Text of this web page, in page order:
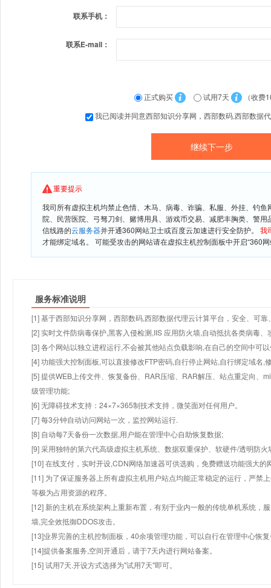
联系手机：
联系E-mail：
正式购买 试用7天
（收费
我已阅读并同意西部知识分享网，西部数码,西部数据
重要提示
我司所有虚拟主机均禁止色情、木马、病毒、诈骗、私服、外挂、钓
院、民营医院、弓驽刀剑、赌博用具、游戏币交易、减肥丰胸类、警
信线路的云服务器并开通360网站卫士或百度云加速进行安全防护。 我
才能绑定域名。 可能受攻击的网站请在虚拟主机控制面板中开启“360
服务标准说明
[1] 基于西部知识分享网，西部数码,西部数据代理云计算平台，安全、可靠
[2] 实时文件防病毒保护,黑客入侵检测,IIS 应用防火墙,自动抵抗各类病毒、
[3] 各个网站以独立进程运行,不会被其他站点负载影响,在自己的空间中可
[4] 功能强大控制面板,可以直接修改FTP密码,自行停止网站,自行绑定域名,
[5] 提供WEB上传文件、恢复备份、RAR压缩、RAR解压、站点重定向、
级管理功能;
[6] 无障碍技术支持：24×7×365制技术支持，微笑面对任何用户。
[7] 每3分钟自动访问网站一次，监控网站运行.
[8] 自动每7天备份一次数据,用户能在管理中心自助恢复数据;
[9] 采用独特的第六代高级虚拟主机系统、数据双重保护、软硬件/透明防火
[10] 在线支付，实时开设,CDN网络加速器可供选购，免费赠送功能强大
[11] 为了保证服务器上所有虚拟主机用户站点均能正常稳定的运行，严禁
等极为占用资源的程序。
[12] 新的主机在系统架构上重新布置，有别于业内一般的传统单机系统，
墙,完全效抵御DDOS攻击。
[13]业界完善的主机控制面板，40余项管理功能，可以自行在管理中心恢
[14]提供备案服务,空间开通后，请于7天内进行网站备案。
[15] 试用7天.开设方式选择为"试用7天"即可。